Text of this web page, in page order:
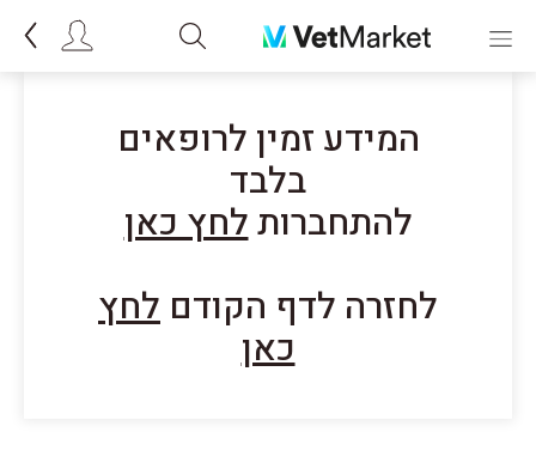
המידע זמין לרופאים
בלבד
להתחברותלחץ כאן
לחזרה לדף הקודם לחץ
כאן